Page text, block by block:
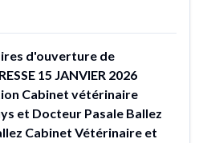
d'ouverture de
15 JANVIER 2026
Cabinet vétérinaire
et Docteur Pasale Ballez
Cabinet Vétérinaire et